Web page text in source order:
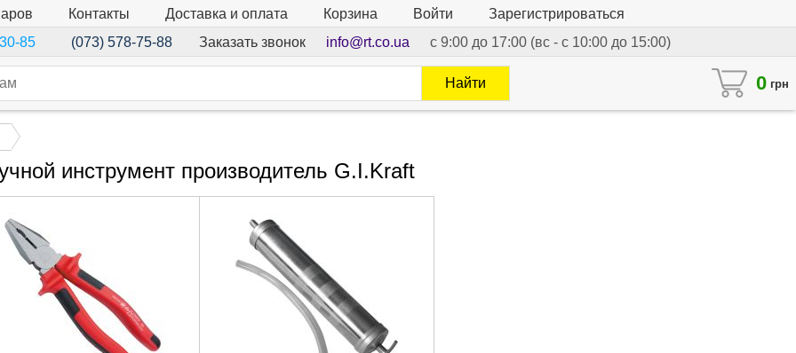
Контакты Доставка и оплата Корзина Войти
Зарегистрироваться
85 (073) 578-75-88 Заказать звонок info@rt.co.ua с 9:00 до 17:00 (вс - с 10:00 до 15:00)
0 грн
Найти
инструмент производитель G.I.Kraft